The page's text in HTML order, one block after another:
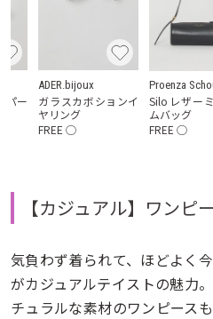
パー
ADER.bijoux
ガラスカボションイ
ヤリング
FREE ◯
Proenza
Siloレザー
ムバッグ
FREE ◯
【カジュアル】ワンピ
気負わず着られて、ほどよく
がカジュアルテイストの魅力
チュラルな素材のワンピース